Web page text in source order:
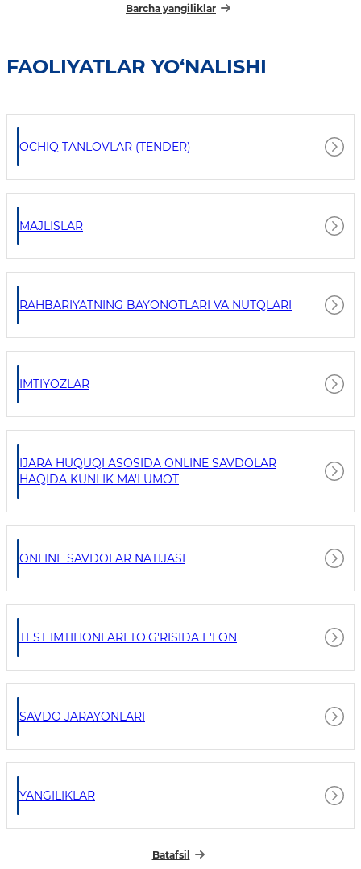
Barcha yangiliklar
FAOLIYATLAR YO‘NALISHI
OCHIQ TANLOVLAR (TENDER)
MAJLISLAR
RAHBARIYATNING BAYONOTLARI VA NUTQLARI
IMTIYOZLAR
IJARA HUQUQI ASOSIDA ONLINE SAVDOLAR
HAQIDA KUNLIK MA'LUMOT
ONLINE SAVDOLAR NATIJASI
TEST IMTIHONLARI TO'G'RISIDA E'LON
SAVDO JARAYONLARI
YANGILIKLAR
Batafsil